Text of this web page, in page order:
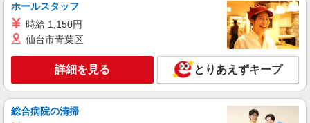
日収1万円〜☆【運転・配送】の経験がある方
時給1300円〜1750円 ＜日払い有/交通費全支給
(ガソリン代含む)/経験者優遇＞
神戸市中央区 最寄り駅：三ノ宮
キープ 詳細を見る
ホールスタッフ
時給 1,150円
仙台市青葉区
詳細を見る とりあえずキープ
総合病院の清掃